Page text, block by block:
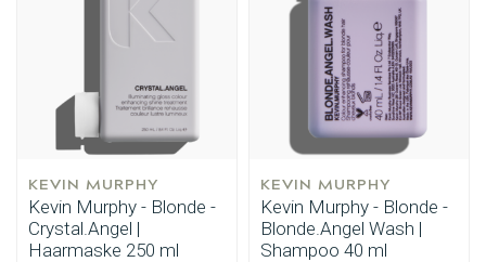
KEVIN MURPHY
Kevin Murphy - Blonde -
Crystal.Angel |
Haarmaske 250 ml
KEVIN MURPHY
Kevin Murphy - Blonde -
Blonde.Angel Wash |
Shampoo 40 ml